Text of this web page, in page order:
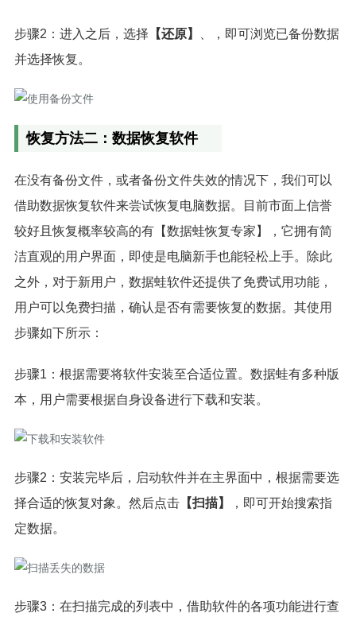
步骤2：进入之后，选择 【还原】
、，即可浏览已备份数据
并选择恢复。
恢复方法二：数据恢复软件
在没有备份文件，或者备份文件失效的情况下，我们可以
借助数据恢复软件来尝试恢复电脑数据。目前市面上信誉
较好且恢复概率较高的有【数据蛙恢复专家】，它拥有简
洁直观的用户界面，即使是电脑新手也能轻松上手。除此
之外，对于新用户，数据蛙软件还提供了免费试用功能，
用户可以免费扫描，确认是否有需要恢复的数据。其使用
步骤如下所示：
步骤1：根据需要将软件安装至合适位置。数据蛙有多种版
本，用户需要根据自身设备进行下载和安装。
步骤2：安装完毕后，启动软件并在主界面中，根据需要选
择合适的恢复对象。然后点击【扫描】
，即可开始搜索指
定数据。
步骤3：在扫描完成的列表中，借助软件的各项功能进行查